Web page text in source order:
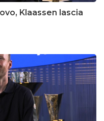
Klaassen lascia